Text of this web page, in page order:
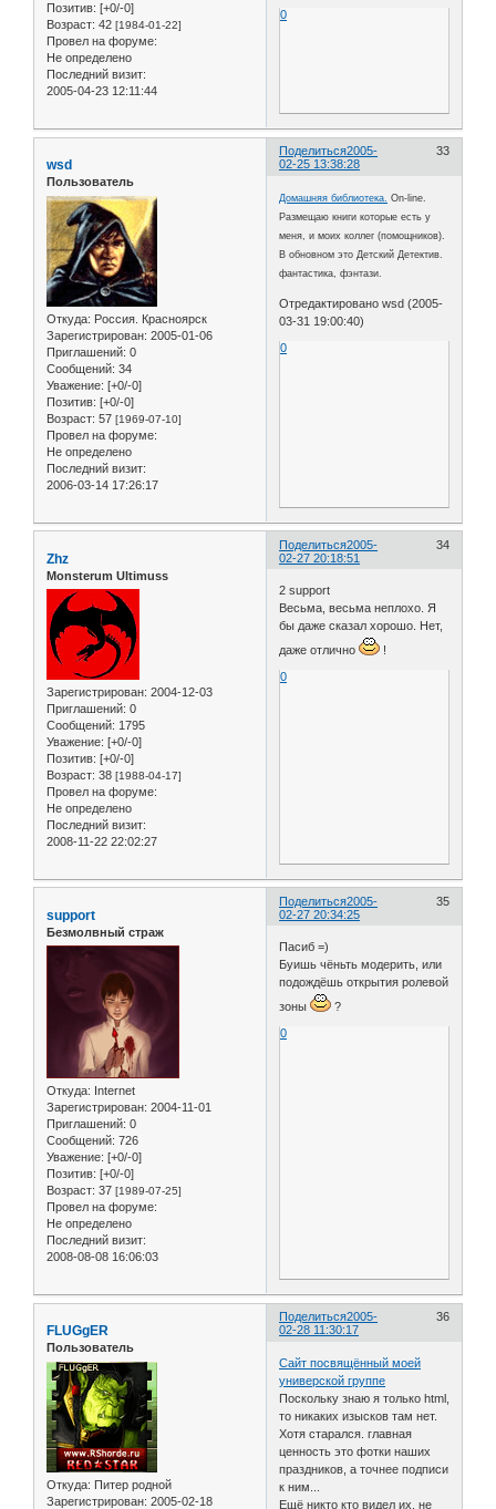
Позитив: [+0/-0]
Возраст: 42 [1984-01-22]
Провел на форуме:
Не определено
Последний визит:
2005-04-23 12:11:44
0
Поделиться 33
2005-
02-25 13:38:28
wsd
Пользователь
Откуда: Россия. Красноярск
Зарегистрирован: 2005-01-06
Приглашений: 0
Сообщений: 34
Уважение: [+0/-0]
Позитив: [+0/-0]
Возраст: 57 [1969-07-10]
Провел на форуме:
Не определено
Последний визит:
2006-03-14 17:26:17
Домашняя библиотека. On-line.
Размещаю книги которые есть у
меня, и моих коллег (помощников).
В обновном это Детский Детектив.
фантастика, фэнтази.
Отредактировано wsd (2005-
03-31 19:00:40)
0
Поделиться 34
2005-
02-27 20:18:51
Zhz
Monsterum Ultimuss
Зарегистрирован: 2004-12-03
Приглашений: 0
Сообщений: 1795
Уважение: [+0/-0]
Позитив: [+0/-0]
Возраст: 38 [1988-04-17]
Провел на форуме:
Не определено
Последний визит:
2008-11-22 22:02:27
2 support
Весьма, весьма неплохо. Я
бы даже сказал хорошо. Нет,
даже отлично
!
0
Поделиться 35
2005-
02-27 20:34:25
support
Безмолвный страж
Откуда: Internet
Зарегистрирован: 2004-11-01
Приглашений: 0
Сообщений: 726
Уважение: [+0/-0]
Позитив: [+0/-0]
Возраст: 37 [1989-07-25]
Провел на форуме:
Не определено
Последний визит:
2008-08-08 16:06:03
Пасиб =)
Буишь чёньть модерить, или
подождёшь открытия ролевой
зоны
?
0
Поделиться 36
2005-
02-28 11:30:17
FLUGgER
Пользователь
Откуда: Питер родной
Зарегистрирован: 2005-02-18
Сайт посвящённый моей
универской группе
Поскольку знаю я только html,
то никаких изысков там нет.
Хотя старался. главная
ценность это фотки наших
праздников, а точнее подписи
к ним...
Ещё никто кто видел их, не